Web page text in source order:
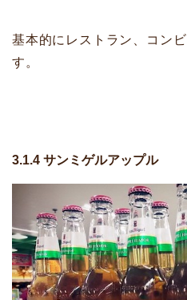
基本的にレストラン、コン
す。
3.1.4 サンミゲルアップル